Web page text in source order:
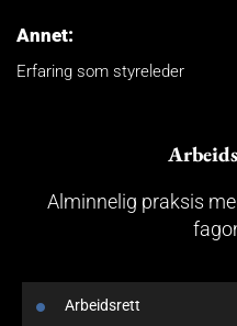
Annet:
Erfaring som styreleder
Alminnelig praksis
Arbeidsrett